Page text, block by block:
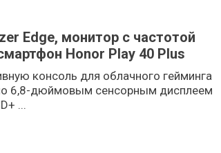
Edge, монитор с частотой
Honor Play 40 Plus
консоль для облачного гейминга
6,8-дюймовым сенсорным дисплеем
...